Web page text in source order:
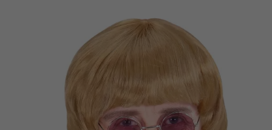
Vá em frente! Estávamos esperando por você.